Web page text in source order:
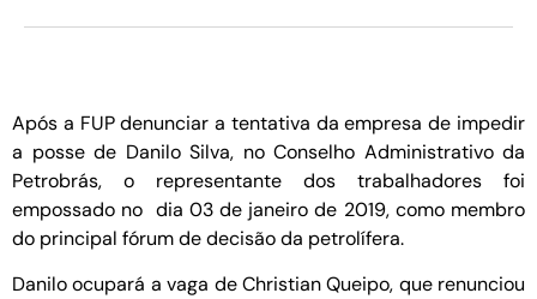
Após a FUP denunciar a tentativa da empresa de impedir
a posse de Danilo Silva, no Conselho Administrativo da
Petrobrás, o representante dos trabalhadores foi
empossado no dia 03 de janeiro de 2019, como membro
do principal fórum de decisão da petrolífera.
Danilo ocupará a vaga de Christian Queipo, que renunciou